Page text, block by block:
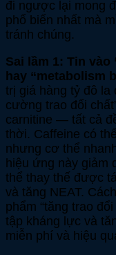
đi ngược lại mong
phổ biến nhất mà
tránh chúng.
Sai lầm 1: Tin
hay “metabolism
trị giá hàng tỷ đô
cường trao đổi
carnitine — tất cả
thời. Caffeine có
nhưng cơ thể
hiệu ứng này giảm
thể thay thế được
và tăng NEAT.
phẩm “tăng trao
tập kháng lực và
miễn phí và hiệu